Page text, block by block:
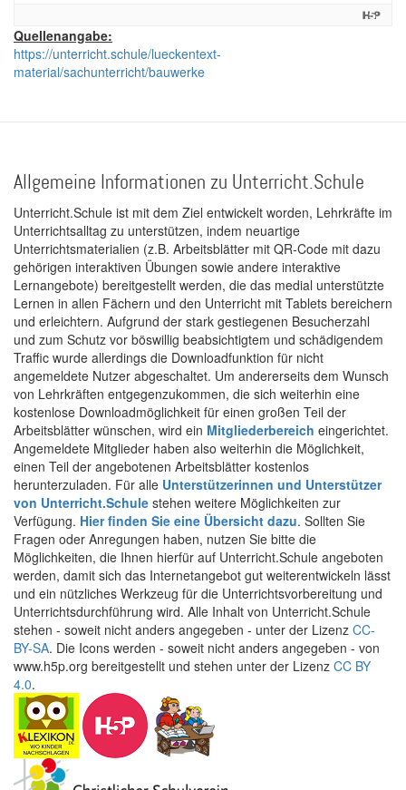
Quellenangabe:
https://unterricht.schule/lueckentext-
material/sachunterricht/bauwerke
Allgemeine Informationen zu Unterricht.Schule
Unterricht.Schule ist mit dem Ziel entwickelt worden, Lehrkräfte im
Unterrichtsalltag zu unterstützen, indem neuartige
Unterrichtsmaterialien (z.B. Arbeitsblätter mit QR-Code mit dazu
gehörigen interaktiven Übungen sowie andere interaktive
Lernangebote) bereitgestellt werden, die das medial unterstützte
Lernen in allen Fächern und den Unterricht mit Tablets bereichern
und erleichtern. Aufgrund der stark gestiegenen Besucherzahl
und zum Schutz vor böswillig beabsichtigtem und schädigendem
Traffic wurde allerdings die Downloadfunktion für nicht
angemeldete Nutzer abgeschaltet. Um andererseits dem Wunsch
von Lehrkräften entgegenzukommen, die sich weiterhin eine
kostenlose Downloadmöglichkeit für einen großen Teil der
Arbeitsblätter wünschen, wird ein Mitgliederbereich eingerichtet.
Angemeldete Mitglieder haben also weiterhin die Möglichkeit,
einen Teil der angebotenen Arbeitsblätter kostenlos
herunterzuladen. Für alle Unterstützerinnen und Unterstützer
von Unterricht.Schule stehen weitere Möglichkeiten zur
Verfügung. Hier finden Sie eine Übersicht dazu. Sollten Sie
Fragen oder Anregungen haben, nutzen Sie bitte die
Möglichkeiten, die Ihnen hierfür auf Unterricht.Schule angeboten
werden, damit sich das Internetangebot gut weiterentwickeln lässt
und ein nützliches Werkzeug für die Unterrichtsvorbereitung und
Unterrichtsdurchführung wird. Alle Inhalt von Unterricht.Schule
stehen - soweit nicht anders angegeben - unter der Lizenz CC-
BY-SA. Die Icons werden - soweit nicht anders angegeben - von
www.h5p.org bereitgestellt und stehen unter der Lizenz CC BY
4.0.